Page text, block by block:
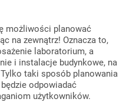
możliwości planować
na zewnątrz! Oznacza to,
laboratorium, a
i instalacje budynkowe, na
taki sposób planowania
odpowiadać
użytkowników.